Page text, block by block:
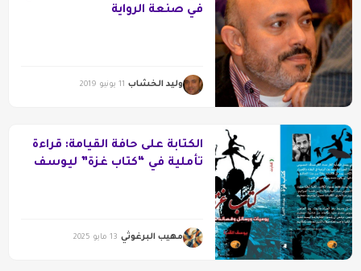
في صنعة الرواية
وليد الخشاب 11 يونيو 2019
الكتابةُ على حافة القيامة: قراءة
تأملية في “كتاب غزة” ليوسف
مهيب البرغوثي 13 مايو 2025